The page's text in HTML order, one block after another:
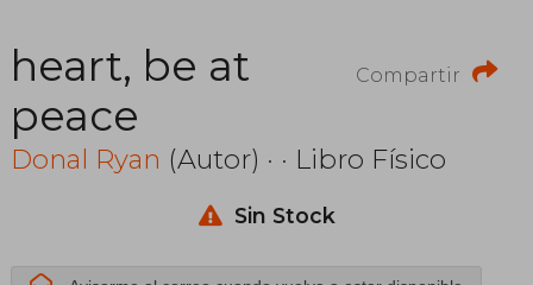
Compartir
heart, be at
peace
Donal Ryan (Autor) · · Libro Físico
Sin Stock